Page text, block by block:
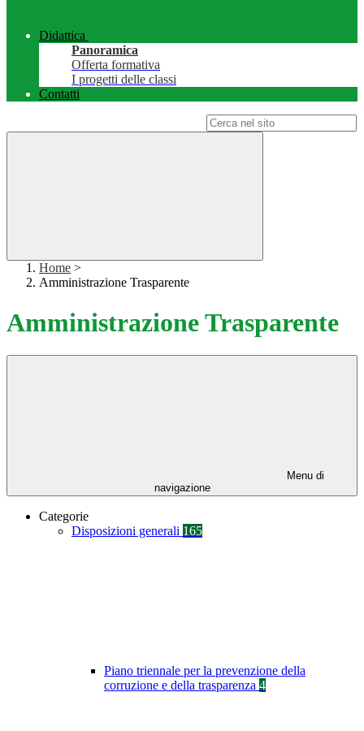
Didattica
Panoramica
Offerta formativa
I progetti delle classi
Contatti
Home >
Amministrazione Trasparente
Amministrazione Trasparente
Menu di
navigazione
Categorie
Disposizioni generali 165
Piano triennale per la prevenzione della
corruzione e della trasparenza 4